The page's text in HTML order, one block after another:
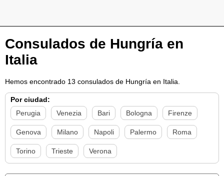
Consulados de Hungría en
Italia
Hemos encontrado 13 consulados de Hungría en Italia.
Por ciudad:
Perugia
Venezia Bari Bologna Firenze
Genova Milano Napoli Palermo Roma
Torino Trieste Verona